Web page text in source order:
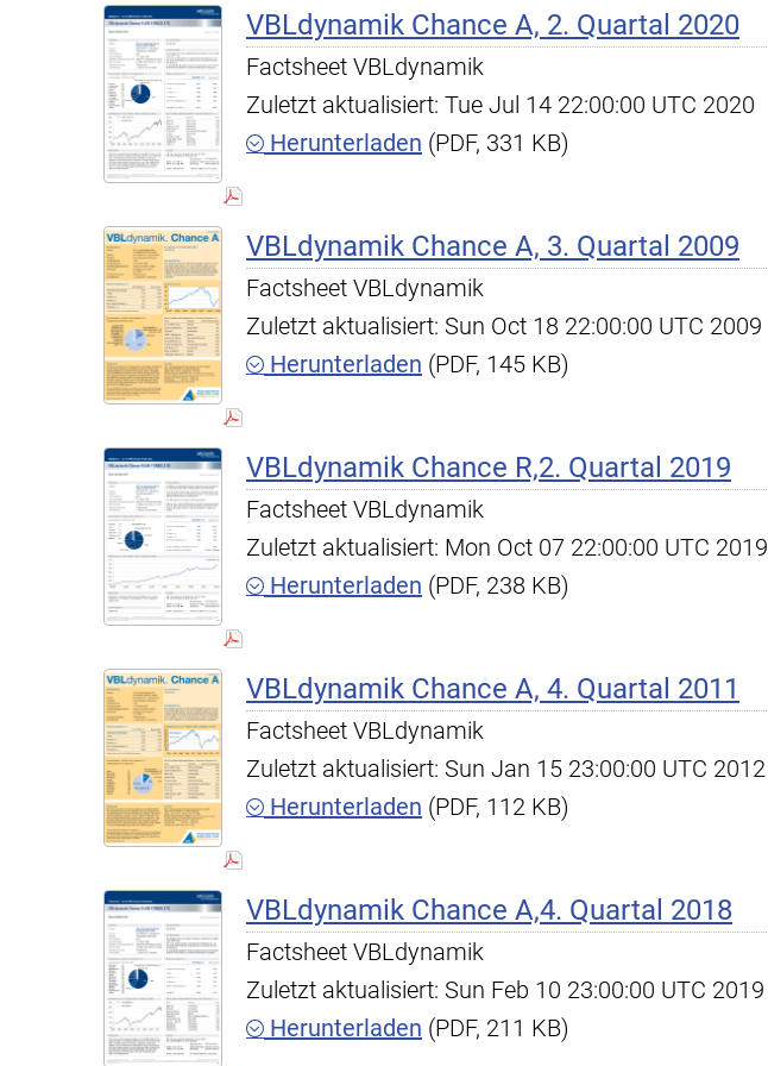
VBLdynamik Chance A, 2. Quartal 2020
Factsheet VBLdynamik
Zuletzt aktualisiert: Tue Jul 14 22:00:00 UTC 2020
Herunterladen (PDF, 331 KB)
VBLdynamik Chance A, 3. Quartal 2009
Factsheet VBLdynamik
Zuletzt aktualisiert: Sun Oct 18 22:00:00 UTC 2009
Herunterladen (PDF, 145 KB)
VBLdynamik Chance R,2. Quartal 2019
Factsheet VBLdynamik
Zuletzt aktualisiert: Mon Oct 07 22:00:00 UTC 2019
Herunterladen (PDF, 238 KB)
VBLdynamik Chance A, 4. Quartal 2011
Factsheet VBLdynamik
Zuletzt aktualisiert: Sun Jan 15 23:00:00 UTC 2012
Herunterladen (PDF, 112 KB)
VBLdynamik Chance A,4. Quartal 2018
Factsheet VBLdynamik
Zuletzt aktualisiert: Sun Feb 10 23:00:00 UTC 2019
Herunterladen (PDF, 211 KB)